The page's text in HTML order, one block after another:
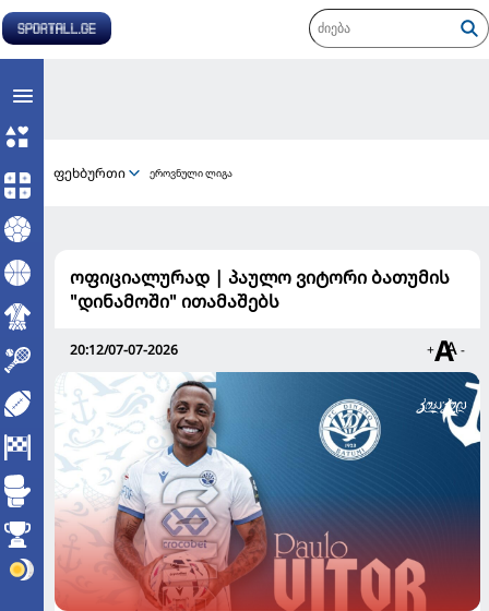
ფეხბურთი ეროვნული ლიგა
ოფიციალურად | პაულო ვიტორი ბათუმის
"დინამოში" ითამაშებს
20:12/07-07-2026 + -